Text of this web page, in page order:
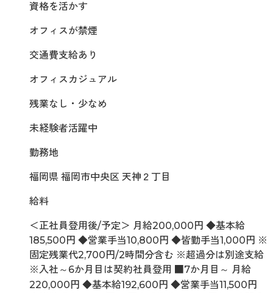
資格を活かす
オフィスが禁煙
交通費支給あり
オフィスカジュアル
残業なし・少なめ
未経験者活躍中
勤務地
福岡県 福岡市中央区 天神２丁目
給料
＜正社員登用後/予定＞ 月給200,000円 ◆基本給
185,500円 ◆営業手当10,800円 ◆皆勤手当1,000円 ※
固定残業代2,700円/2時間分含む ※超過分は別途支給
※入社～6か月目は契約社員登用 ■7か月目～ 月給
220,000円 ◆基本給192,600円 ◆営業手当11,500円